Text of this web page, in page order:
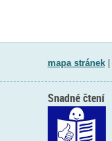
mapa stránek|
Snadné čtení